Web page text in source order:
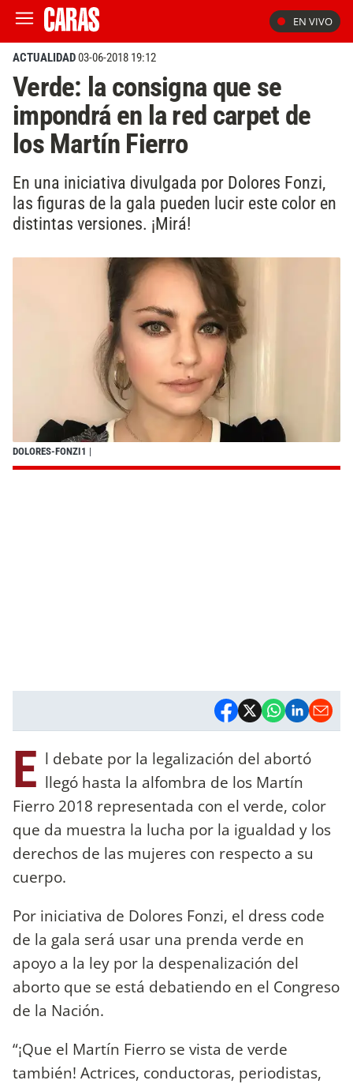
EN VIVO
ACTUALIDAD03-06-2018 19:12
Verde: la consigna que se
impondrá en la red carpet de
los Martín Fierro
En una iniciativa divulgada por Dolores Fonzi,
las figuras de la gala pueden lucir este color en
distintas versiones. ¡Mirá!
DOLORES-FONZI1 |
E l debate por la legalización del abortó
llegó hasta la alfombra de los Martín
Fierro 2018 representada con el verde, color
que da muestra la lucha por la igualdad y los
derechos de las mujeres con respecto a su
cuerpo.
Por iniciativa de Dolores Fonzi, el dress code
de la gala será usar una prenda verde en
apoyo a la ley por la despenalización del
aborto que se está debatiendo en el Congreso
de la Nación.
“¡Que el Martín Fierro se vista de verde
también! Actrices, conductoras, periodistas,